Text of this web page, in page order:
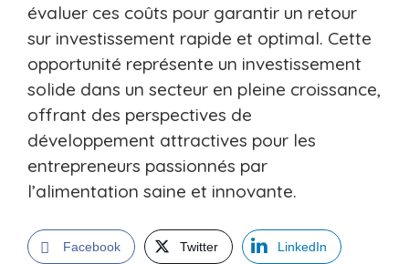
évaluer ces coûts pour garantir un retour
sur investissement rapide et optimal. Cette
opportunité représente un investissement
solide dans un secteur en pleine croissance,
offrant des perspectives de
développement attractives pour les
entrepreneurs passionnés par
l’alimentation saine et innovante.
Facebook Twitter LinkedIn